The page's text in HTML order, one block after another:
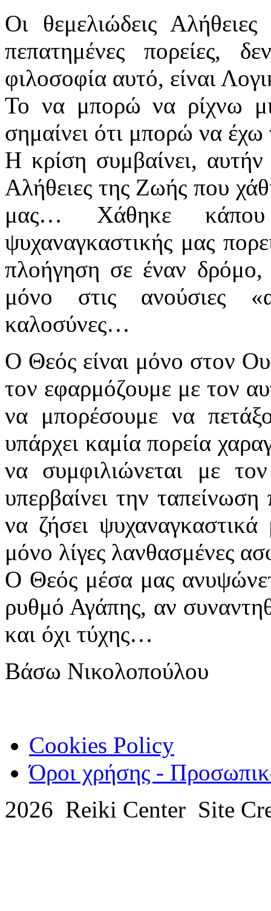
Οι θεμελιώδεις
πεπατημένες πορείες,
φιλοσοφία αυτό, είναι
Το να μπορώ να ρίχνω
σημαίνει ότι μπορώ να
Η κρίση συμβαίνει, αυτήν
Αλήθειες της Ζωής που
μας… Χάθηκε
ψυχαναγκαστικής μας
πλοήγηση σε έναν δρόμο,
μόνο στις ανούσιες
καλοσύνες…
Ο Θεός είναι μόνο στον
τον εφαρμόζουμε με τον
να μπορέσουμε να
υπάρχει καμία πορεία
να συμφιλιώνεται με
υπερβαίνει την
να ζήσει
μόνο λίγες λανθασμένες
Ο Θεός μέσα μας
ρυθμό Αγάπης, αν
και όχι τύχης…
Βάσω Νικολοπούλου
Cookies Policy
Όροι χρήσης -
2026 Reiki Center Site